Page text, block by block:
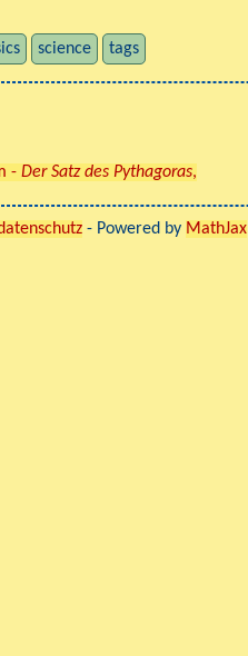
science tags
- Der Satz des Pythagoras,
- Powered by MathJax